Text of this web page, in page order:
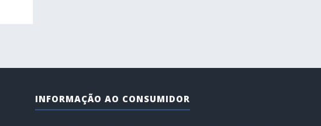
INFORMAÇÃO AO CONSUMIDOR